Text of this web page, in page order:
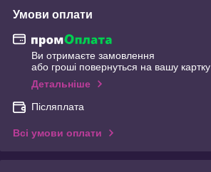
Умови оплати
Ви отримаєте замовлення
або гроші повернуться на вашу картку
Детальніше
Післяплата
Всі умови оплати